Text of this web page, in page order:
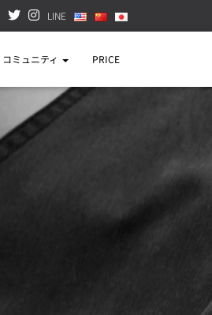
LINE
コミュニティ PRICE